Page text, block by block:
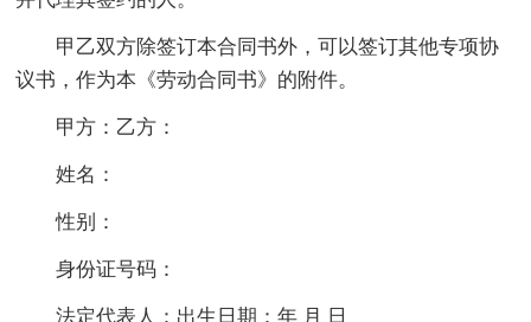
甲乙双方除签订本合同书外，可以签订其他专项协
议书，作为本《劳动合同书》的附件。
甲方：乙方：
姓名：
性别：
身份证号码：
法定代表人：出生日期：年 月 日